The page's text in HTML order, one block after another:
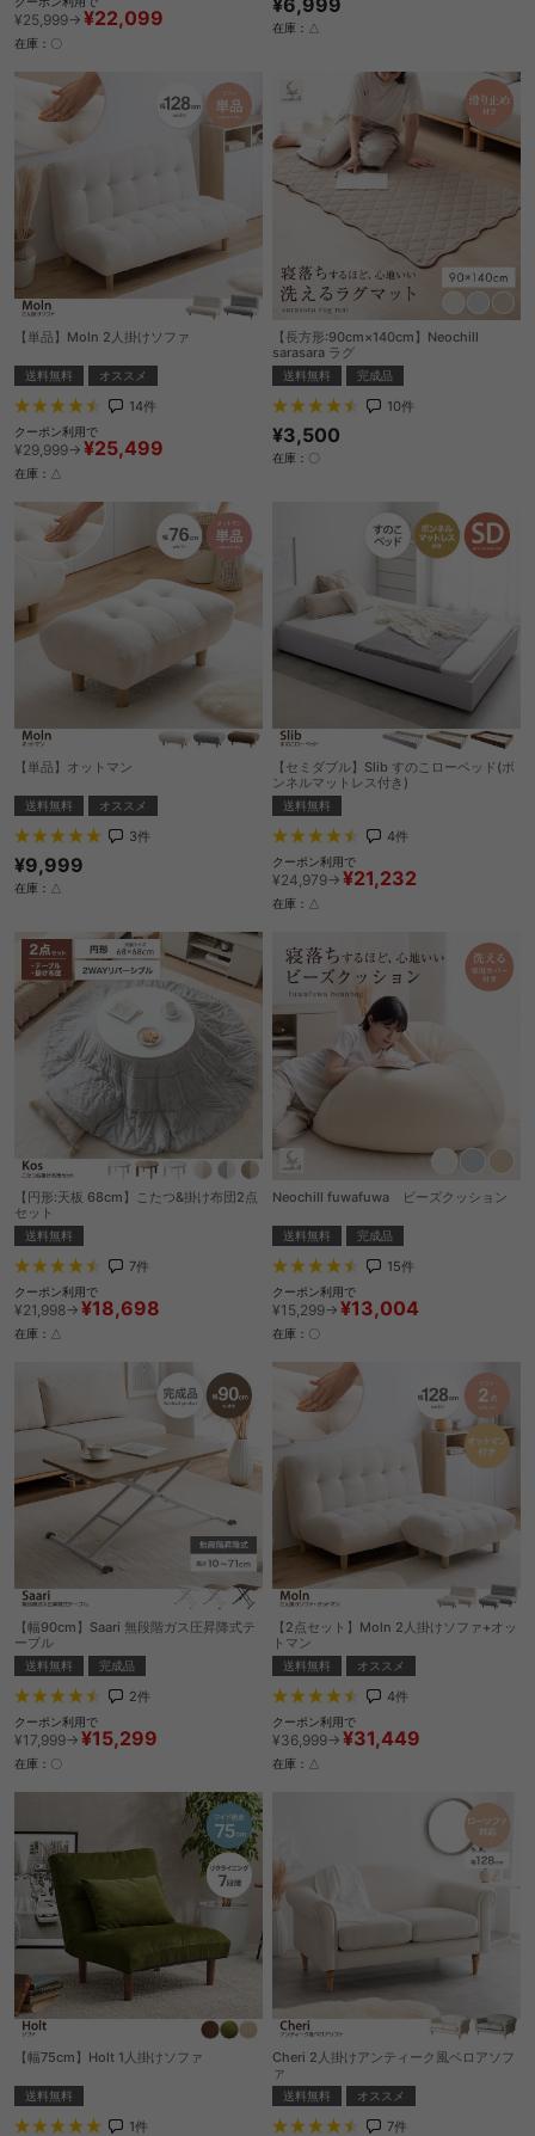
¥25,999→ ¥22,099
在庫：〇
¥6,999
在庫：△
【単品】Moln 2人掛けソファ
送料無料 オススメ
14件
クーポン利用で
¥29,999→ ¥25,499
在庫：△
【長方形:90cm×140cm】Neochill
sarasara ラグ
送料無料 完成品
10件
¥3,500
在庫：〇
【単品】オットマン
送料無料 オススメ
3件
¥9,999
在庫：△
【セミダブル】Slib すのこローベッド(ボ
ンネルマットレス付き)
送料無料
4件
クーポン利用で
¥24,979→ ¥21,232
在庫：△
【円形:天板 68cm】こたつ&掛け布団2点
セット
送料無料
7件
クーポン利用で
¥21,998→ ¥18,698
在庫：△
Neochill fuwafuwa ビーズクッション
送料無料 完成品
15件
クーポン利用で
¥15,299→ ¥13,004
在庫：〇
【幅90cm】Saari 無段階ガス圧昇降式テ
ーブル
送料無料 完成品
2件
クーポン利用で
¥17,999→ ¥15,299
在庫：〇
【2点セット】Moln 2人掛けソファ+オッ
トマン
送料無料 オススメ
4件
クーポン利用で
¥36,999→ ¥31,449
在庫：△
【幅75cm】Holt 1人掛けソファ
送料無料
1件
Cheri 2人掛けアンティーク風ベロアソフ
ァ
送料無料 オススメ
7件